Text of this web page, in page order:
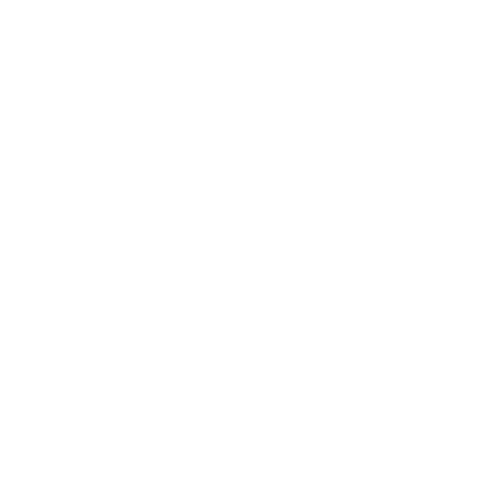
man dann
welche sich